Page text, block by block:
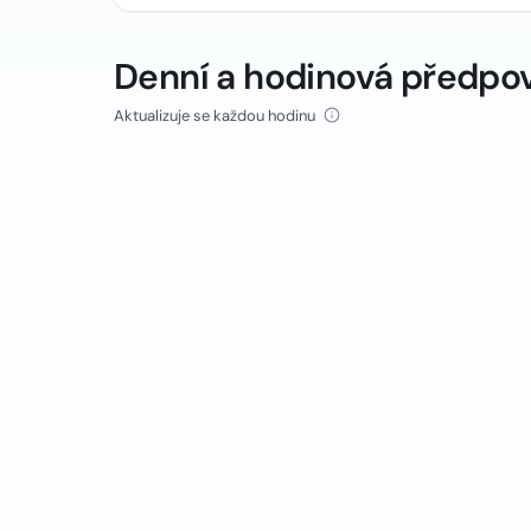
Denní a hodinová
Aktualizuje se každou hodinu